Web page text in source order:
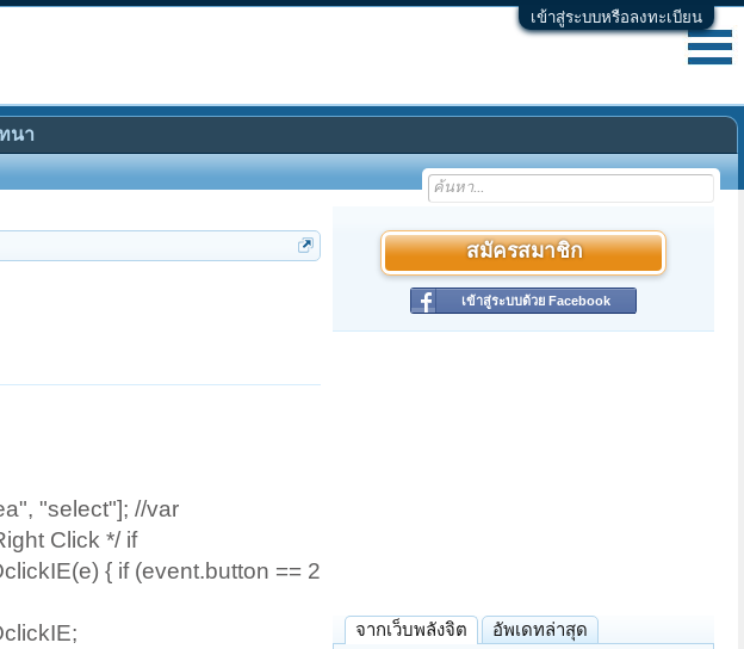
เข้าสู่ระบบหรือลงทะเบียน
"select"]; //var
Click */ if
{ if (event.button == 2
สมัครสมาชิก
เข้าสู่ระบบด้วย Facebook
จากเว็บพลังจิต อัพเดทล่าสุด
นา